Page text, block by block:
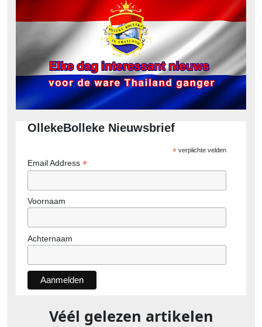
OllekeBolleke Nieuwsbrief
*verplichte velden
Email Address *
Voornaam
Achternaam
Véél gelezen artikelen